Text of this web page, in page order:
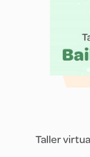
Taller